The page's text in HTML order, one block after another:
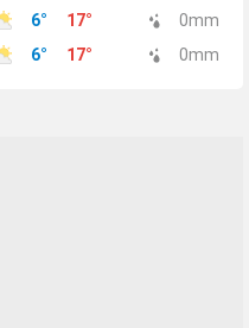
6° 17° 0mm
6° 17° 0mm